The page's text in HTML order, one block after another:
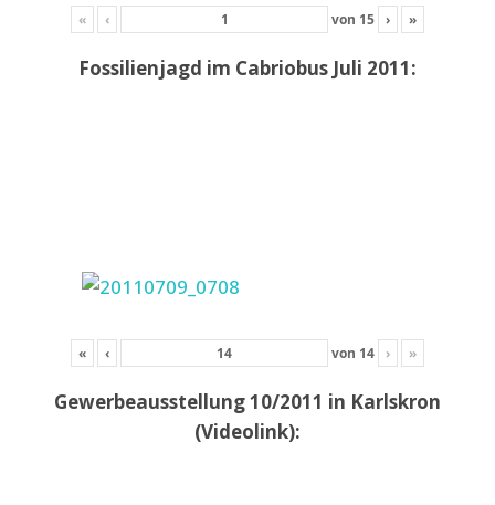
« ‹ von 15 › »
Fossilienjagd im Cabriobus Juli 2011:
« ‹ von 14 › »
Gewerbeausstellung 10/2011 in Karlskron
(Videolink):